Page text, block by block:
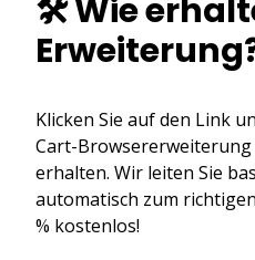
🛠️ Wie
Klicken Sie auf den Link
Cart-
erhalten. Wir leiten Sie
automatisch zum
% kostenlos!